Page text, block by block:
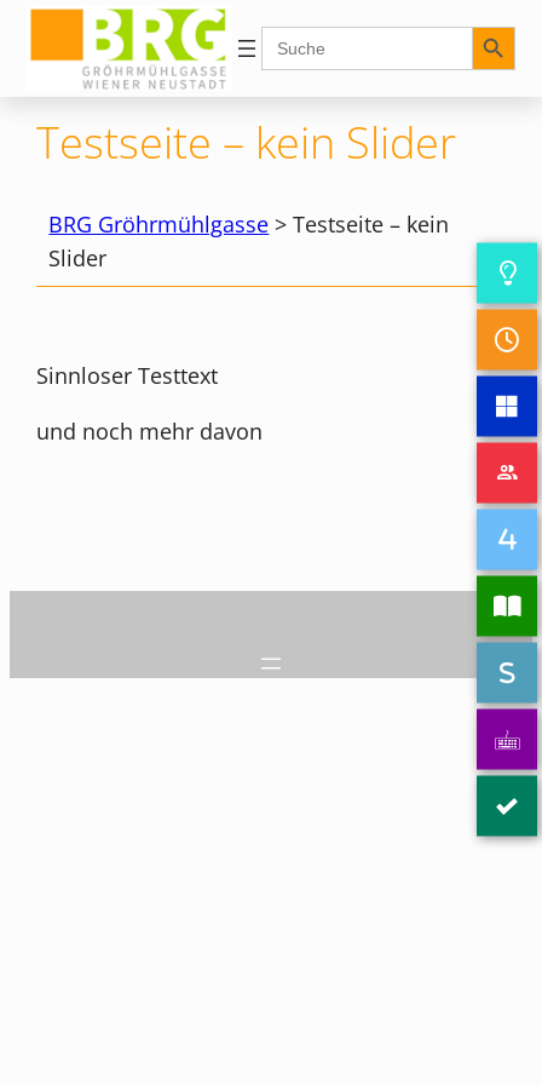
Inhalt
springen
Search
for:
Search Button
Testseite – kein Slider
BRG Gröhrmühlgasse >Testseite – kein
Slider
Sinnloser Testtext
und noch mehr davon